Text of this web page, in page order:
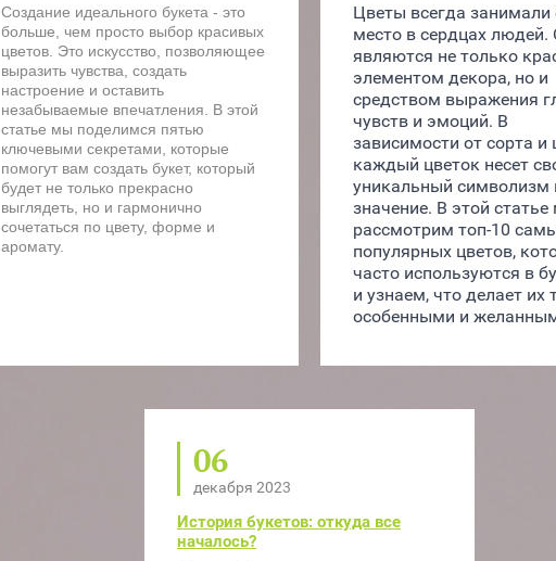
Создание идеального букета - это
больше, чем просто выбор красивых
цветов. Это искусство, позволяющее
выразить чувства, создать
настроение и оставить
незабываемые впечатления. В этой
статье мы поделимся пятью
ключевыми секретами, которые
помогут вам создать букет, который
будет не только прекрасно
выглядеть, но и гармонично
сочетаться по цвету, форме и
аромату.
Цветы всегда занимали
место в сердцах людей.
являются не только
элементом декора, но и
средством выражения
чувств и эмоций. В
зависимости от сорта и
каждый цветок несет
уникальный символизм
значение. В этой
рассмотрим топ-10
популярных цветов,
часто используются в
и узнаем, что делает их
особенными и
06
декабря 2023
История букетов: откуда все
началось?